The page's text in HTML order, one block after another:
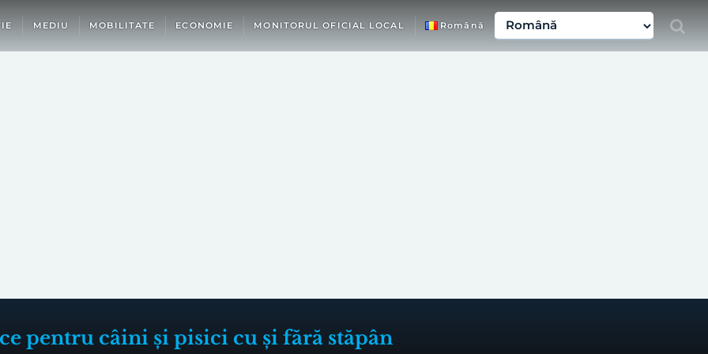
MEDIU MOBILITATE ECONOMIE MONITORUL OFICIAL LOCAL Română
pentru câini și pisici cu și fără stăpân